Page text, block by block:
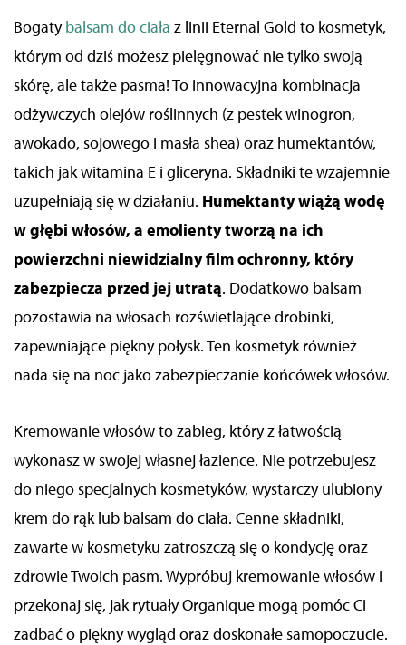
Bogatybalsam do ciała z linii Eternal Gold to kosmetyk,
którym od dziś możesz pielęgnować nie tylko swoją
skórę, ale także pasma! To innowacyjna kombinacja
odżywczych olejów roślinnych (z pestek winogron,
awokado, sojowego i masła shea) oraz humektantów,
takich jak witamina E i gliceryna. Składniki te wzajemnie
uzupełniają się w działaniu. Humektanty wiążą wodę
w głębi włosów, a emolienty tworzą na ich
powierzchni niewidzialny film ochronny, który
zabezpiecza przed jej utratą. Dodatkowo balsam
pozostawia na włosach rozświetlające drobinki,
zapewniające piękny połysk. Ten kosmetyk również
nada się na noc jako zabezpieczanie końcówek włosów.
Kremowanie włosów to zabieg, który z łatwością
wykonasz w swojej własnej łazience. Nie potrzebujesz
do niego specjalnych kosmetyków, wystarczy ulubiony
krem do rąk lub balsam do ciała. Cenne składniki,
zawarte w kosmetyku zatroszczą się o kondycję oraz
zdrowie Twoich pasm. Wypróbuj kremowanie włosów i
przekonaj się, jak rytuały Organique mogą pomóc Ci
zadbać o piękny wygląd oraz doskonałe samopoczucie.